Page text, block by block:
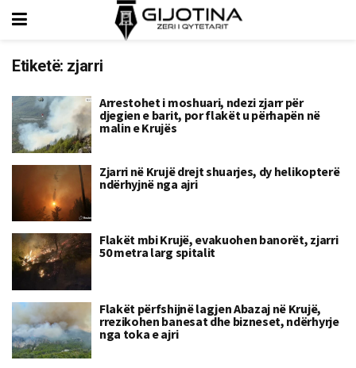
Etiketë: zjarri
Arrestohet i moshuari, ndezi zjarr për
djegien e barit, por flakët u përhapën në
malin e Krujës
Zjarri në Krujë drejt shuarjes, dy helikopterë
ndërhyjnë nga ajri
Flakët mbi Krujë, evakuohen banorët, zjarri
50 metra larg spitalit
Flakët përfshijnë lagjen Abazaj në Krujë,
rrezikohen banesat dhe bizneset, ndërhyrje
nga toka e ajri